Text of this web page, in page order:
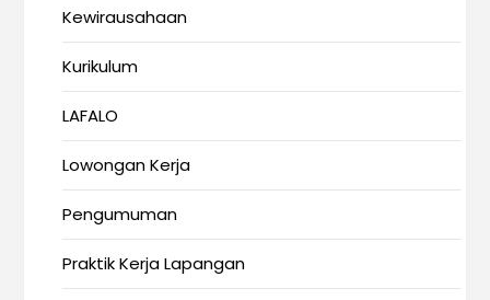
Kewirausahaan
Kurikulum
LAFALO
Lowongan Kerja
Pengumuman
Praktik Kerja Lapangan